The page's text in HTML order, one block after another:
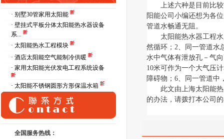
· 别墅30管家用太阳能
· 壁挂式平板分体太阳能热水器设备
系...
· 太阳能热水工程模块
· 酒店太阳能空气能制冷供暖
· 家用太阳能光伏发电工程系统设备
· 太阳能不锈钢圆形方形保温水箱
全国服务热线：
上述六种是目前比
阳能公司小编还想为各
管道水畅通无阻。
太阳能热水器工程
然循环；2、同一管道水
水中气体有泄放孔－气
10米可作为一个大气压
障碍物；6、同一管道中
此文由上海太阳能
的办法，请拨打本公司